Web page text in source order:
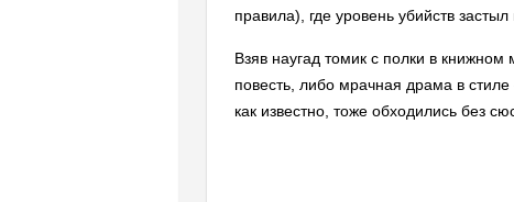
правила), где уровень убийств
Взяв наугад томик с полки в
повесть, либо мрачная драма в
как известно, тоже обходились без